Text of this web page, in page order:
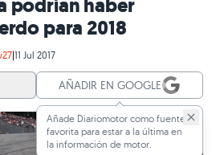
podrían haber
para 2018
|11 Jul 2017
AÑADIR EN GOOGLE
Añade Diariomotor como fuente
favorita para estar a la última en
la información de motor.